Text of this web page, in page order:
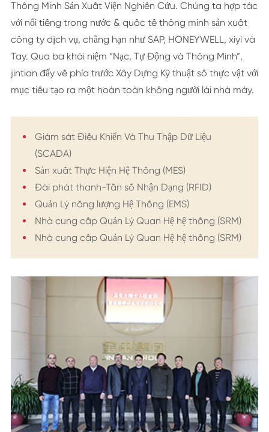
Thông Minh Sản Xuất Viện Nghiên Cứu. Chúng ta hợp tác
với nổi tiếng trong nước & quốc tế thông minh sản xuất
công ty dịch vụ, chẳng hạn như SAP, HONEYWELL, xiyi và
Tay. Qua ba khái niệm “Nạc, Tự Động và Thông Minh”,
jintian đẩy về phía trước Xây Dựng Kỹ thuật số thực vật với
mục tiêu tạo ra một hoàn toàn không người lái nhà máy.
Giám sát Điều Khiển Và Thu Thập Dữ Liệu
(SCADA)
Sản xuất Thực Hiện Hệ Thống (MES)
Đài phát thanh-Tần số Nhận Dạng (RFID)
Quản Lý năng lượng Hệ Thống (EMS)
Nhà cung cấp Quản Lý Quan Hệ hệ thống (SRM)
Nhà cung cấp Quản Lý Quan Hệ hệ thống (SRM)